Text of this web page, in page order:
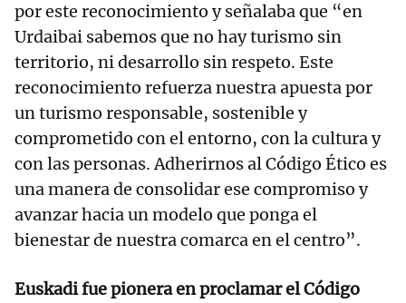
por este reconocimiento y señalaba que “en
Urdaibai sabemos que no hay turismo sin
territorio, ni desarrollo sin respeto. Este
reconocimiento refuerza nuestra apuesta por
un turismo responsable, sostenible y
comprometido con el entorno, con la cultura y
con las personas. Adherirnos al Código Ético es
una manera de consolidar ese compromiso y
avanzar hacia un modelo que ponga el
bienestar de nuestra comarca en el centro”.
Euskadi fue pionera en proclamar el Código